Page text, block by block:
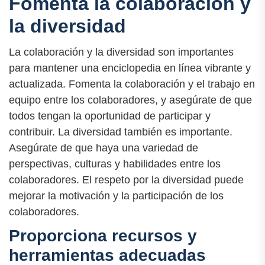
la diversidad
La colaboración y la diversidad son importantes
para mantener una enciclopedia en línea vibrante y
actualizada. Fomenta la colaboración y el trabajo en
equipo entre los colaboradores, y asegúrate de que
todos tengan la oportunidad de participar y
contribuir. La diversidad también es importante.
Asegúrate de que haya una variedad de
perspectivas, culturas y habilidades entre los
colaboradores. El respeto por la diversidad puede
mejorar la motivación y la participación de los
colaboradores.
Proporciona recursos y
herramientas adecuadas